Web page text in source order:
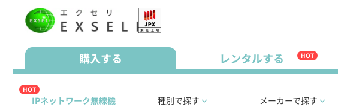
購入する レンタルする HOT
HOT
IPネットワーク無線機 種別で探す メーカーで探す